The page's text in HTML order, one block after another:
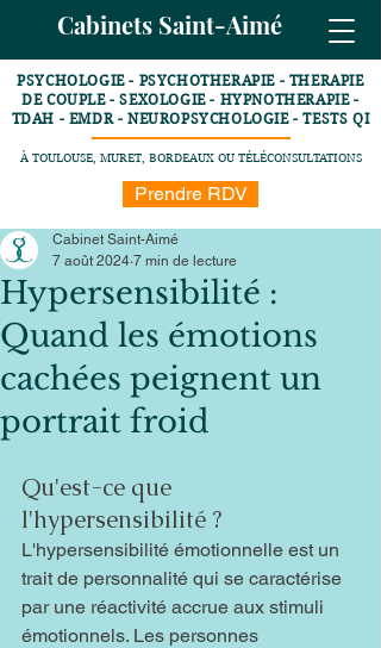
Cabinets Saint-Aimé
PSYCHOLOGIE - PSYCHOTHERAPIE - THERAPIE
DE COUPLE - SEXOLOGIE - HYPNOTHERAPIE -
TDAH - EMDR - NEUROPSYCHOLOGIE - TESTS QI
À TOULOUSE, MURET, BORDEAUX OU TÉLÉCONSULTATIONS
Prendre RDV
Hypersensibilité :
Quand les émotions
cachées peignent un
portrait froid
Cabinet Saint-Aimé
7 août 2024 7 min de lecture
Qu'est-ce que
l'hypersensibilité ?
L'hypersensibilité émotionnelle est un
trait de personnalité qui se caractérise
par une réactivité accrue aux stimuli
émotionnels. Les personnes